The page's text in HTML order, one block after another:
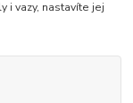
i vazy, nastavíte jej